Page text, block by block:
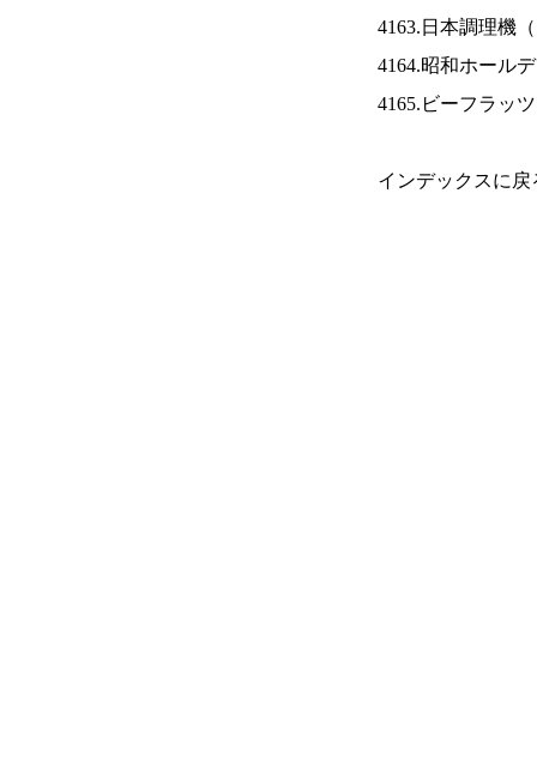
4163.日本調理機（
4164.昭和ホール
4165.ビーフラッ
インデックスに戻